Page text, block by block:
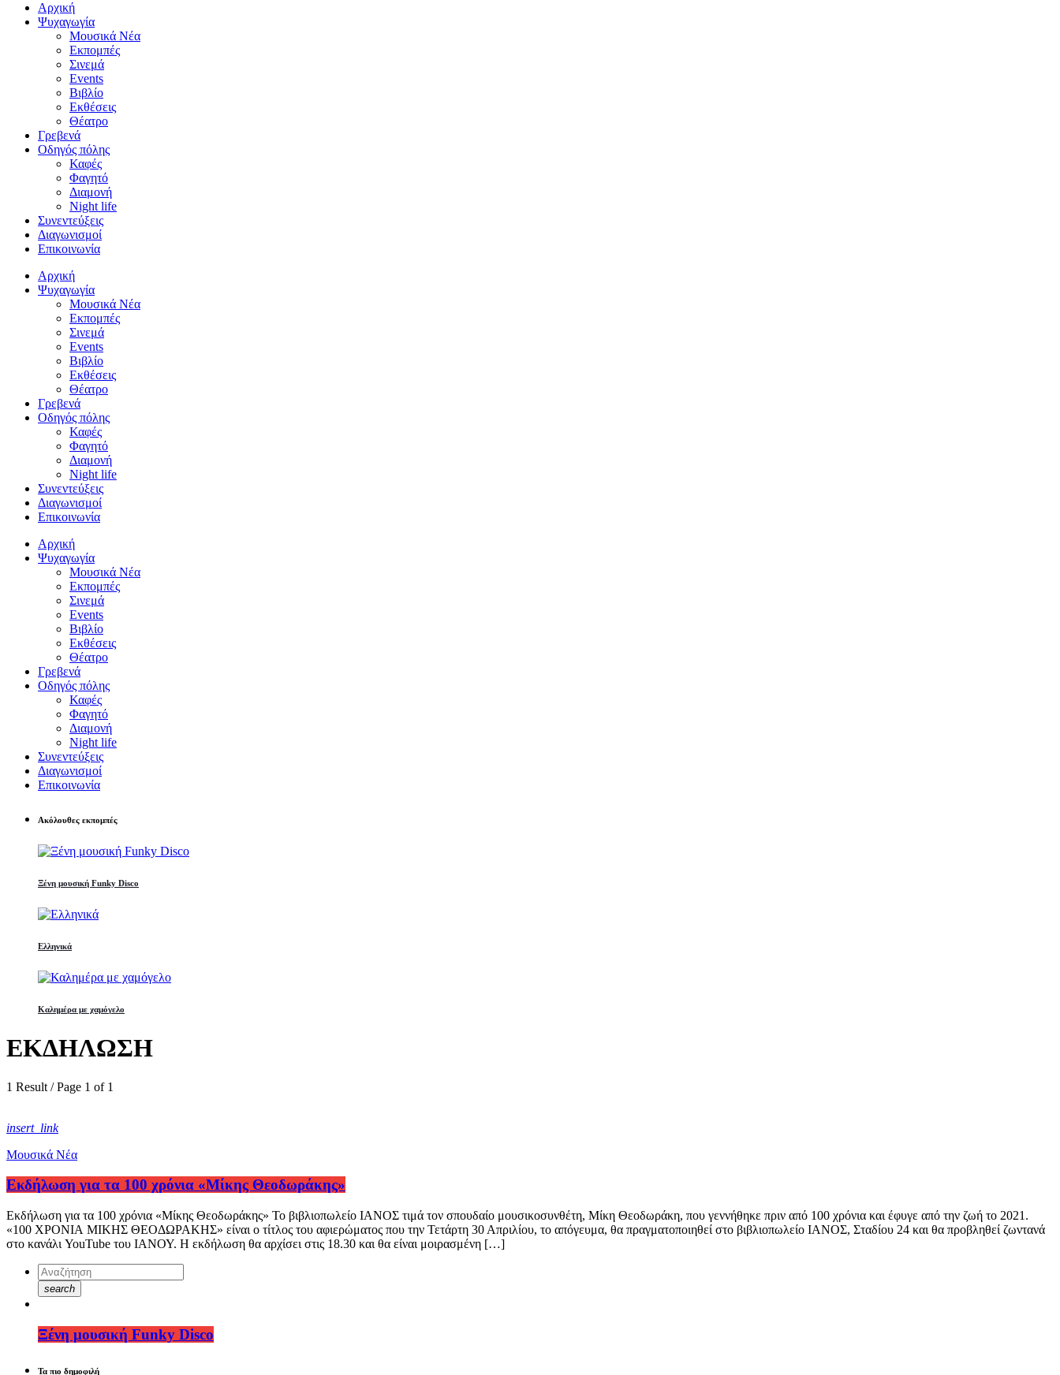
Αρχική
Ψυχαγωγία
Μουσικά Νέα
Εκπομπές
Σινεμά
Events
Βιβλίο
Εκθέσεις
Θέατρο
Γρεβενά
Οδηγός πόλης
Καφές
Φαγητό
Διαμονή
Night life
Συνεντεύξεις
Διαγωνισμοί
Επικοινωνία
Αρχική
Ψυχαγωγία
Μουσικά Νέα
Εκπομπές
Σινεμά
Events
Βιβλίο
Εκθέσεις
Θέατρο
Γρεβενά
Οδηγός πόλης
Καφές
Φαγητό
Διαμονή
Night life
Συνεντεύξεις
Διαγωνισμοί
Επικοινωνία
Αρχική
Ψυχαγωγία
Μουσικά Νέα
Εκπομπές
Σινεμά
Events
Βιβλίο
Εκθέσεις
Θέατρο
Γρεβενά
Οδηγός πόλης
Καφές
Φαγητό
Διαμονή
Night life
Συνεντεύξεις
Διαγωνισμοί
Επικοινωνία
Ακόλουθες εκπομπές
Ξένη μουσική Funky Disco
Ελληνικά
Καλημέρα με χαμόγελο
ΕΚΔΗΛΩΣΗ
1 Result / Page 1 of 1
insert_link
Μουσικά Νέα
Eκδήλωση για τα 100 χρόνια «Μίκης Θεοδωράκης»
Eκδήλωση για τα 100 χρόνια «Μίκης Θεοδωράκης» Το βιβλιοπωλείο ΙΑΝΟΣ τιμά τον σπουδαίο μουσικοσυνθέτη, Μίκη Θεοδωράκη, που γεννήθηκε πριν από 100 χρόνια και έφυγε από την ζωή το 2021.
«100 ΧΡΟΝΙΑ ΜΙΚΗΣ ΘΕΟΔΩΡΑΚΗΣ» είναι ο τίτλος του αφιερώματος που την Τετάρτη 30 Απριλίου, το απόγευμα, θα πραγματοποιηθεί στο βιβλιοπωλείο ΙΑΝΟΣ, Σταδίου 24 και θα προβληθεί ζωντανά
στο κανάλι YouTube του ΙΑΝΟΥ. Η εκδήλωση θα αρχίσει στις 18.30 και θα είναι μοιρασμένη […]
search
Ξένη μουσική Funky Disco
Τα πιο δημοφιλή